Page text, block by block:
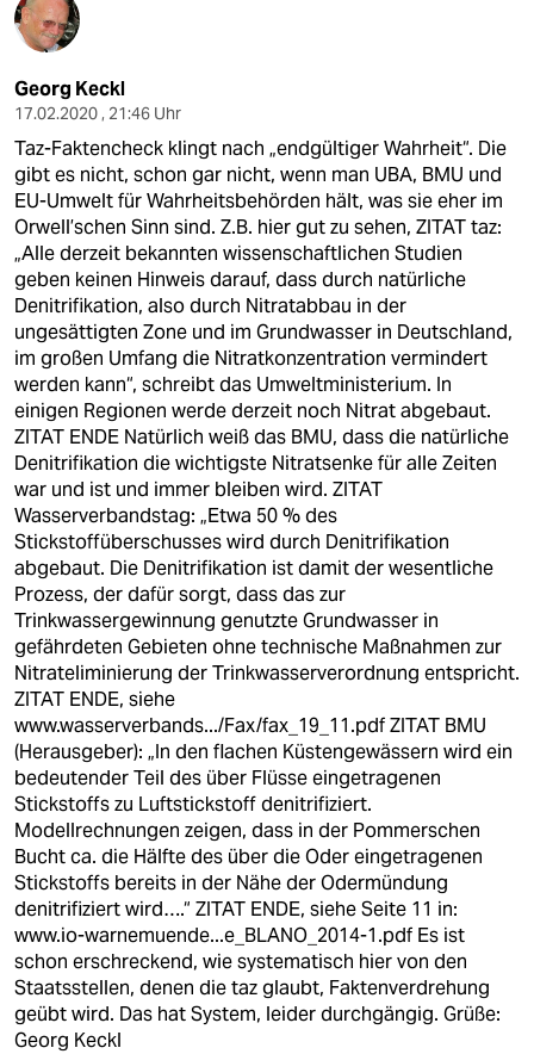
Georg Keckl
17.02.2020 , 21:46 Uhr
Taz-Faktencheck klingt nach „endgültiger Wahrheit“. Die
gibt es nicht, schon gar nicht, wenn man UBA, BMU und
EU-Umwelt für Wahrheitsbehörden hält, was sie eher im
Orwell’schen Sinn sind. Z.B. hier gut zu sehen, ZITAT taz:
„Alle derzeit bekannten wissenschaftlichen Studien
geben keinen Hinweis darauf, dass durch natürliche
Denitrifikation, also durch Nitratabbau in der
ungesättigten Zone und im Grundwasser in Deutschland,
im großen Umfang die Nitratkonzentration vermindert
werden kann“, schreibt das Umweltministerium. In
einigen Regionen werde derzeit noch Nitrat abgebaut.
ZITAT ENDE Natürlich weiß das BMU, dass die natürliche
Denitrifikation die wichtigste Nitratsenke für alle Zeiten
war und ist und immer bleiben wird. ZITAT
Wasserverbandstag: „Etwa 50 % des
Stickstoffüberschusses wird durch Denitrifikation
abgebaut. Die Denitrifikation ist damit der wesentliche
Prozess, der dafür sorgt, dass das zur
Trinkwassergewinnung genutzte Grundwasser in
gefährdeten Gebieten ohne technische Maßnahmen zur
Nitrateliminierung der Trinkwasserverordnung entspricht.
ZITAT ENDE, siehe
www.wasserverbands.../Fax/fax_19_11.pdfZITAT BMU
(Herausgeber): „In den flachen Küstengewässern wird ein
bedeutender Teil des über Flüsse eingetragenen
Stickstoffs zu Luftstickstoff denitrifiziert.
Modellrechnungen zeigen, dass in der Pommerschen
Bucht ca. die Hälfte des über die Oder eingetragenen
Stickstoffs bereits in der Nähe der Odermündung
denitrifiziert wird….“ ZITAT ENDE, siehe Seite 11 in:
www.io-warnemuende...e_BLANO_2014-1.pdf Es ist
schon erschreckend, wie systematisch hier von den
Staatsstellen, denen die taz glaubt, Faktenverdrehung
geübt wird. Das hat System, leider durchgängig. Grüße:
Georg Keckl